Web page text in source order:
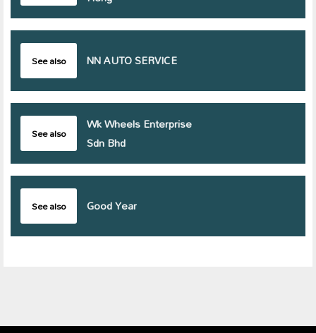
See also NN AUTO SERVICE
See also
Wk Wheels Enterprise
Sdn Bhd
See also Good Year